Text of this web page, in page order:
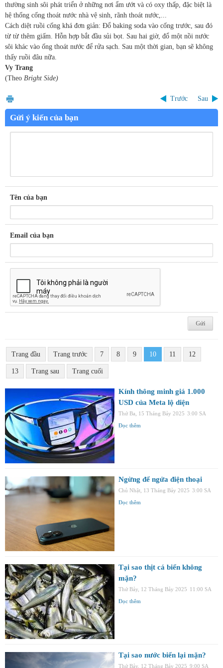
thường sinh sôi phát triển ở những nơi ẩm ướt và có oxy thấp, đặc biệt là
hệ thống cống thoát nước nhà vệ sinh, rãnh thoát nước,...
Cách diệt ruồi cống khá đơn giản: Đổ baking soda vào cống trước, sau đó
từ từ thêm giấm. Hỗn hợp bắt đầu sủi bọt. Sau hai giờ, đổ một nồi nước
sôi khác vào ống thoát nước để rửa sạch. Sau một thời gian, bạn sẽ không
thấy ruồi đâu nữa.
Vy Trang
(Theo Bright Side)
Trước Sau
Gửi ý kiến của bạn
Tên của bạn
Email của bạn
Trang đầu Trang trước 7 8 9 10 11 12
13 Trang sau Trang cuối
Kính thông minh giá 1.000
USD của Meta lộ diện
Thứ Ba, 15 Tháng Bảy 2025 3:00 SA
Đọc thêm
Ngừng để ngửa điện thoại
Chủ Nhật, 13 Tháng Bảy 2025 3:00 SA
Đọc thêm
Tại sao thịt cá biển không
mặn?
Thứ Bảy, 12 Tháng Bảy 2025 11:00 SA
Đọc thêm
Tại sao nước biển lại mặn?
Thứ Bảy, 12 Tháng Bảy 2025 9:00 SA